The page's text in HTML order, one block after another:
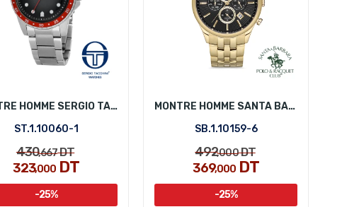
MONTRE HOMME SERGIO TACCHINI ST.1.10060-1
ST.1.10060-1
430,667DT
323,000 DT
-25%
MONTRE HOMME SANTA BARBARA POLO SB.1.10159-6
SB.1.10159-6
492,000DT
369,000 DT
-25%